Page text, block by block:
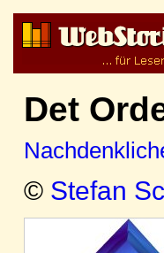
Det
© Stefan